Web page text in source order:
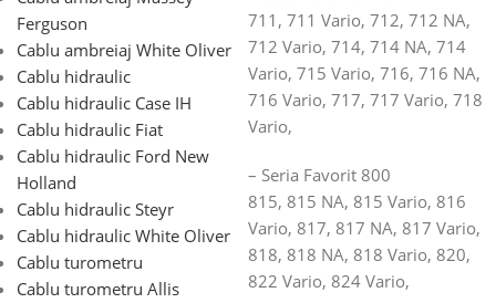
Ferguson
Cablu ambreiaj White Oliver
Cablu hidraulic
Cablu hidraulic Case IH
Cablu hidraulic Fiat
Cablu hidraulic Ford New
Holland
Cablu hidraulic Steyr
Cablu hidraulic White Oliver
Cablu turometru
Cablu turometru Allis
711, 711 Vario, 712, 712 NA,
712 Vario, 714, 714 NA, 714
Vario, 715 Vario, 716, 716 NA,
716 Vario, 717, 717 Vario, 718
Vario,
– Seria Favorit 800
815, 815 NA, 815 Vario, 816
Vario, 817, 817 NA, 817 Vario,
818, 818 NA, 818 Vario, 820,
822 Vario, 824 Vario,